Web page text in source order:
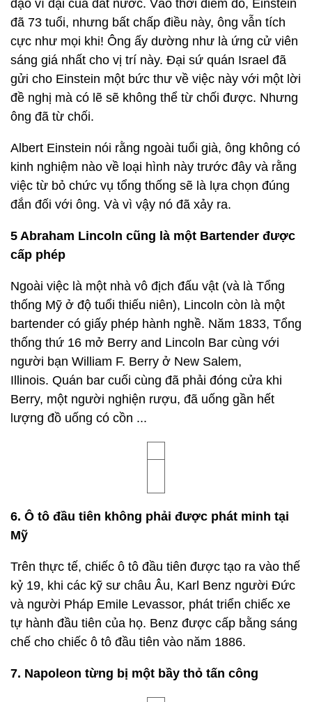
đạo vĩ đại của đất nước. Vào thời điểm đó, Einstein
đã 73 tuổi, nhưng bất chấp điều này, ông vẫn tích
cực như mọi khi! Ông ấy dường như là ứng cử viên
sáng giá nhất cho vị trí này. Đại sứ quán Israel đã
gửi cho Einstein một bức thư về việc này với một lời
đề nghị mà có lẽ sẽ không thể từ chối được. Nhưng
ông đã từ chối.
Albert Einstein nói rằng ngoài tuổi già, ông không có
kinh nghiệm nào về loại hình này trước đây và rằng
việc từ bỏ chức vụ tổng thống sẽ là lựa chọn đúng
đắn đối với ông. Và vì vậy nó đã xảy ra.
5 Abraham Lincoln cũng là một Bartender được
cấp phép
Ngoài việc là một nhà vô địch đấu vật (và là Tổng
thống Mỹ ở độ tuổi thiếu niên), Lincoln còn là một
bartender có giấy phép hành nghề. Năm 1833, Tổng
thống thứ 16 mở Berry and Lincoln Bar cùng với
người bạn William F. Berry ở New Salem,
Illinois. Quán bar cuối cùng đã phải đóng cửa khi
Berry, một người nghiện rượu, đã uống gần hết
lượng đồ uống có cồn ...